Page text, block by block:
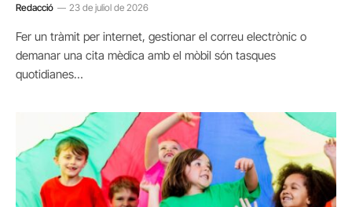
Redacció 23 de juliol de 2026
Fer un tràmit per internet, gestionar el correu electrònic o
demanar una cita mèdica amb el mòbil són tasques
quotidianes…